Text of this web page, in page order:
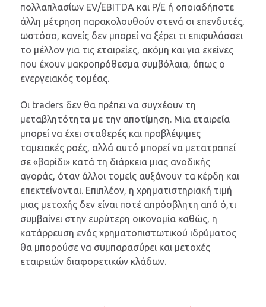
πολλαπλασίων EV/EBITDA και P/E ή οποιαδήποτε
άλλη μέτρηση παρακολουθούν στενά οι επενδυτές,
ωστόσο, κανείς δεν μπορεί να ξέρει τι επιφυλάσσει
το μέλλον για τις εταιρείες, ακόμη και για εκείνες
που έχουν μακροπρόθεσμα συμβόλαια, όπως ο
ενεργειακός τομέας.
Οι traders δεν θα πρέπει να συγχέουν τη
μεταβλητότητα με την αποτίμηση. Μια εταιρεία
μπορεί να έχει σταθερές και προβλέψιμες
ταμειακές ροές, αλλά αυτό μπορεί να μετατραπεί
σε «βαρίδι» κατά τη διάρκεια μιας ανοδικής
αγοράς, όταν άλλοι τομείς αυξάνουν τα κέρδη και
επεκτείνονται. Επιπλέον, η χρηματιστηριακή τιμή
μιας μετοχής δεν είναι ποτέ απρόσβλητη από ό,τι
συμβαίνει στην ευρύτερη οικονομία καθώς, η
κατάρρευση ενός χρηματοπιστωτικού ιδρύματος
θα μπορούσε να συμπαρασύρει και μετοχές
εταιρειών διαφορετικών κλάδων.